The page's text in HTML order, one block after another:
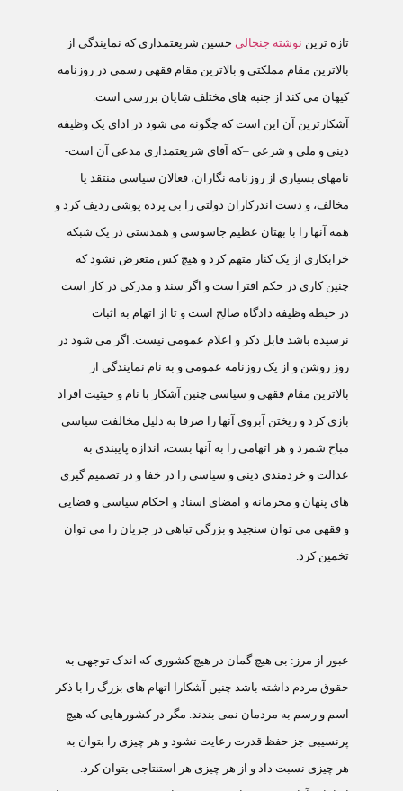
تازه ترين نوشته جنجالی حسين شريعتمداری که نمايندگی از
بالاترين مقام مملکتی و بالاترين مقام فقهی رسمی در روزنامه
کيهان می کند از جنبه های مختلف شايان بررسی است.
آشکارترين آن اين است که چگونه می شود در ادای يک وظيفه
دينی و ملی و شرعی –که آقای شريعتمداری مدعی آن است-
نامهای بسياری از روزنامه نگاران، فعالان سياسی منتقد يا
مخالف، و دست اندرکاران دولتی را بی پرده پوشی رديف کرد و
همه آنها را با بهتان عظيم جاسوسی و همدستی در يک شبکه
خرابکاری از يک کنار متهم کرد و هيچ کس متعرض نشود که
چنين کاری در حکم افترا ست و اگر سند و مدرکی در کار است
در حيطه وظيفه دادگاه صالح است و تا از اتهام به اثبات
نرسيده باشد قابل ذکر و اعلام عمومی نيست. اگر می شود در
روز روشن و از يک روزنامه عمومی و به نام نمايندگی از
بالاترين مقام فقهی و سياسی چنين آشکار با نام و حيثيت افراد
بازی کرد و ريختن آبروی آنها را صرفا به دليل مخالفت سياسی
مباح شمرد و هر اتهامی را به آنها بست، اندازه پايبندی به
عدالت و خردمندی دينی و سياسی را در خفا و در تصميم گيری
های پنهان و محرمانه و امضای اسناد و احکام سياسی و قضايی
و فقهی می توان سنجيد و بزرگی تباهی در جريان را می توان
تخمين کرد.
عبور از مرز: بی هيچ گمان در هيچ کشوری که اندک توجهی به
حقوق مردم داشته باشد چنين آشکارا اتهام های بزرگ را با ذکر
اسم و رسم به مردمان نمی بندند. مگر در کشورهايی که هيچ
پرنسيبی جز حفظ قدرت رعايت نشود و هر چيزی را بتوان به
هر چيزی نسبت داد و از هر چيزی هر استنتاجی بتوان کرد.